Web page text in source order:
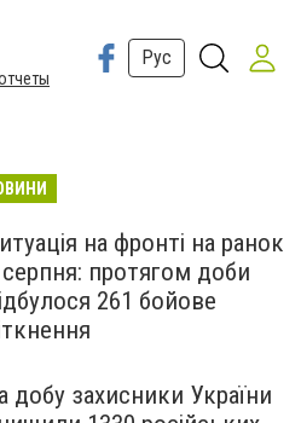
Рус
на фронті на ранок
протягом доби
261 бойове
добу захисники України